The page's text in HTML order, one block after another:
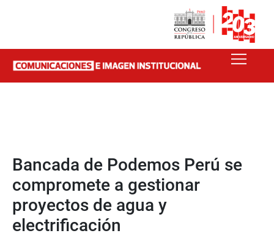
Bancada de Podemos Perú se
compromete a gestionar
proyectos de agua y
electrificación